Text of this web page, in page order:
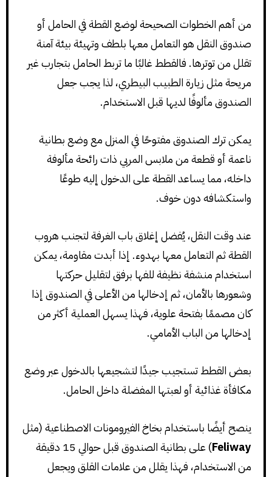
من أهم الخطوات الصحيحة لوضع القطة في الحامل أو
صندوق النقل هو التعامل معها بلطف وتهيئة بيئة آمنة
تقلل من توترها. فالقطط غالبًا ما تربط الحامل بتجارب غير
مريحة مثل زيارة الطبيب البيطري، لذا يجب جعل
الصندوق مألوفًا لديها قبل الاستخدام.
يمكن ترك الصندوق مفتوحًا في المنزل مع وضع بطانية
ناعمة أو قطعة من ملابس المربي ذات رائحة مألوفة
داخله، مما يساعد القطة على الدخول إليه طوعًا
واستكشافه دون خوف.
عند وقت النقل، يُفضل إغلاق باب الغرفة لتجنب هروب
القطة ثم التعامل معها بهدوء. إذا أبدت مقاومة، يمكن
استخدام منشفة نظيفة للفها برفق لتقليل حركتها
وشعورها بالأمان، ثم إدخالها من الأعلى في الصندوق إذا
كان مصممًا بفتحة علوية، فهذا يسهل العملية أكثر من
إدخالها من الباب الأمامي.
بعض القطط تستجيب جيدًا لتشجيعها بالدخول عبر وضع
مكافأة غذائية أو لعبتها المفضلة داخل الحامل.
ينصح أيضًا باستخدام بخاخ الفيرومونات الاصطناعية (مثل
Feliway
) على بطانية الصندوق قبل حوالي 15 دقيقة
من الاستخدام، فهذا يقلل من علامات القلق ويجعل